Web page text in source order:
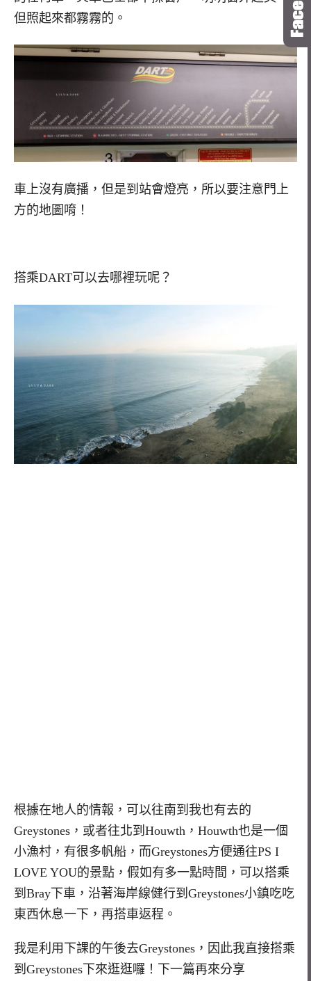
但照起來都霧霧的。
車上沒有廣播，但是到站會燈亮，所以要注意門上
方的地圖唷！
搭乘DART可以去哪裡玩呢？
根據在地人的情報，可以往南到我也有去的
Greystones，或者往北到Houwth，Houwth也是一個
小漁村，有很多帆船，而Greystones方便通往PS I
LOVE YOU的景點，假如有多一點時間，可以搭乘
到Bray下車，沿著海岸線健行到Greystones小鎮吃吃
東西休息一下，再搭車返程。
我是利用下課的午後去Greystones，因此我直接搭乘
到Greystones下來逛逛囉！下一篇再來分享